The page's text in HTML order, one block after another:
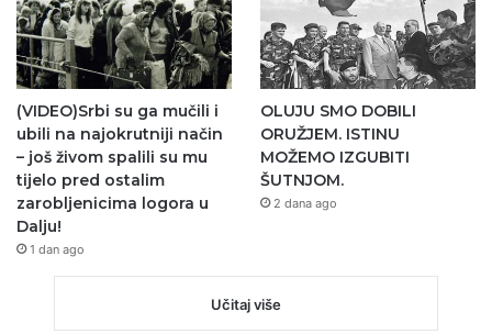
(VIDEO)Srbi su ga mučili i
ubili na najokrutniji način
– još živom spalili su mu
tijelo pred ostalim
zarobljenicima logora u
Dalju!
1 dan ago
OLUJU SMO DOBILI
ORUŽJEM. ISTINU
MOŽEMO IZGUBITI
ŠUTNJOM.
2 dana ago
Učitaj više